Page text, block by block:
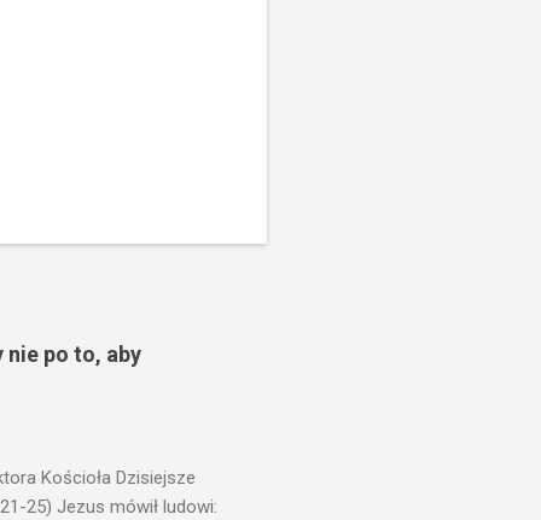
nie po to, aby
Kościoła Dzisiejsze
25) Jezus mówił ludowi: